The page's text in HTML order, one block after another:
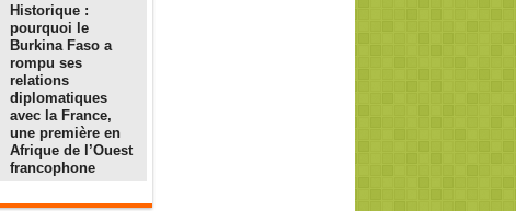
Historique :
pourquoi le
Burkina Faso a
rompu ses
relations
diplomatiques
avec la France,
une première en
Afrique de l’Ouest
francophone